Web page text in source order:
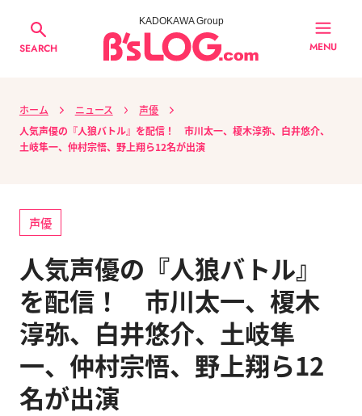
SEARCH
KADOKAWA Group
MENU
ホーム ニュース
声優
人気声優の『人狼バトル』を配信！ 市川太一、榎木淳弥、白井悠介、
土岐隼一、仲村宗悟、野上翔ら12名が出演
声優
人気声優の『人狼バトル』
を配信！ 市川太一、榎木
淳弥、白井悠介、土岐隼
一、仲村宗悟、野上翔ら12
名が出演